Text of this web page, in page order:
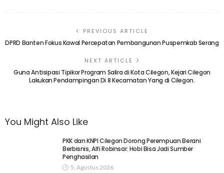
PREVIOUS ARTICLE
DPRD Banten Fokus Kawal Percepatan Pembangunan Puspemkab Serang
NEXT ARTICLE
Guna Antisipasi Tipikor Program Salira di Kota Cilegon, Kejari Cilegon
Lakukan Pendampingan Di 8 Kecamatan Yang di Cilegon.
You Might Also Like
PKK dan KNPI Cilegon Dorong Perempuan Berani
Berbisnis, Alfi Robinsar: Hobi Bisa Jadi Sumber
Penghasilan
5, Agustus 2026